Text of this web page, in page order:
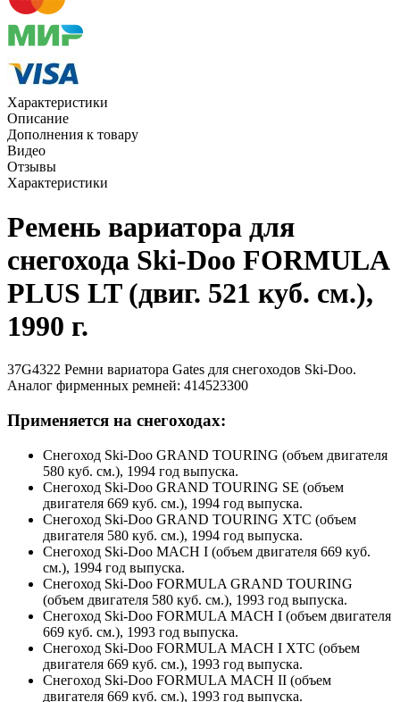
Характеристики
Описание
Дополнения к товару
Видео
Отзывы
Характеристики
Ремень вариатора для
снегохода Ski-Doo FORMULA
PLUS LT (двиг. 521 куб. см.),
1990 г.
37G4322 Ремни вариатора Gates для снегоходов Ski-Doo.
Аналог фирменных ремней: 414523300
Применяется на снегоходах:
Снегоход Ski-Doo GRAND TOURING (объем двигателя
580 куб. см.), 1994 год выпуска.
Снегоход Ski-Doo GRAND TOURING SE (объем
двигателя 669 куб. см.), 1994 год выпуска.
Снегоход Ski-Doo GRAND TOURING XTC (объем
двигателя 580 куб. см.), 1994 год выпуска.
Снегоход Ski-Doo MACH I (объем двигателя 669 куб.
см.), 1994 год выпуска.
Снегоход Ski-Doo FORMULA GRAND TOURING
(объем двигателя 580 куб. см.), 1993 год выпуска.
Снегоход Ski-Doo FORMULA MACH I (объем двигателя
669 куб. см.), 1993 год выпуска.
Снегоход Ski-Doo FORMULA MACH I XTC (объем
двигателя 669 куб. см.), 1993 год выпуска.
Снегоход Ski-Doo FORMULA MACH II (объем
двигателя 669 куб. см.), 1993 год выпуска.